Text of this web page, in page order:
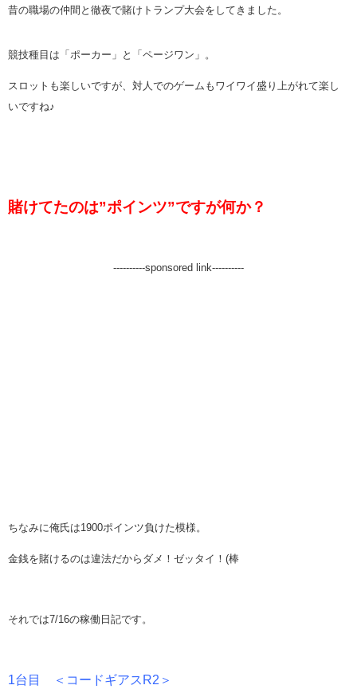
昔の職場の仲間と徹夜で賭けトランプ大会をしてきました。
競技種目は「ポーカー」と「ページワン」。
スロットも楽しいですが、対人でのゲームもワイワイ盛り上がれて楽し
いですね♪
賭けてたのは”ポインツ”ですが何か？
----------sponsored link----------
ちなみに俺氏は1900ポインツ負けた模様。
金銭を賭けるのは違法だからダメ！ゼッタイ！(棒
それでは7/16の稼働日記です。
1台目 ＜コードギアスR2＞